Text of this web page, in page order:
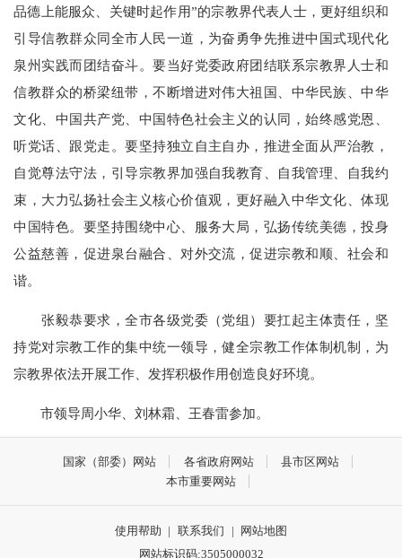
品德上能服众、关键时起作用”的宗教界代表人士，更好组织和
引导信教群众同全市人民一道，为奋勇争先推进中国式现代化
泉州实践而团结奋斗。要当好党委政府团结联系宗教界人士和
信教群众的桥梁纽带，不断增进对伟大祖国、中华民族、中华
文化、中国共产党、中国特色社会主义的认同，始终感党恩、
听党话、跟党走。要坚持独立自主自办，推进全面从严治教，
自觉尊法守法，引导宗教界加强自我教育、自我管理、自我约
束，大力弘扬社会主义核心价值观，更好融入中华文化、体现
中国特色。要坚持围绕中心、服务大局，弘扬传统美德，投身
公益慈善，促进泉台融合、对外交流，促进宗教和顺、社会和
谐。
张毅恭要求，全市各级党委（党组）要扛起主体责任，坚
持党对宗教工作的集中统一领导，健全宗教工作体制机制，为
宗教界依法开展工作、发挥积极作用创造良好环境。
市领导周小华、刘林霜、王春雷参加。
国家（部委）网站 各省政府网站
县市区网站
本市重要网站
使用帮助 | 联系我们 |
网站地图
网站标识码:3505000032